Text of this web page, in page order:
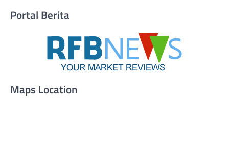
Portal Berita
Maps Location